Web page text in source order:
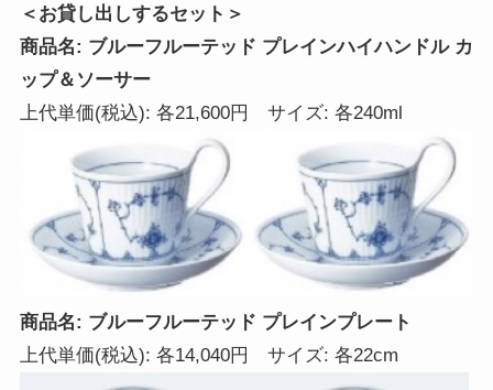
＜お貸し出しするセット＞
商品名: ブルーフルーテッド プレインハイハンドル カ
ップ＆ソーサー
上代単価(税込): 各21,600円 サイズ: 各240ml
商品名: ブルーフルーテッド プレインプレート
上代単価(税込): 各14,040円 サイズ: 各22cm